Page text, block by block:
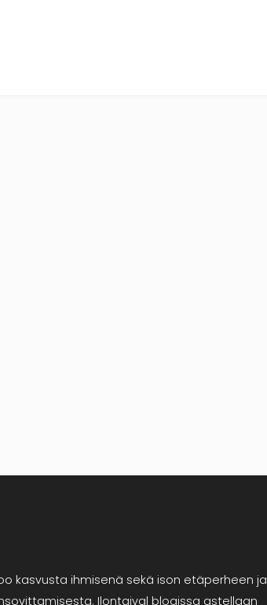
kasvusta ihmisenä sekä ison etäperheen ja
Ilontaival blogissa astellaan